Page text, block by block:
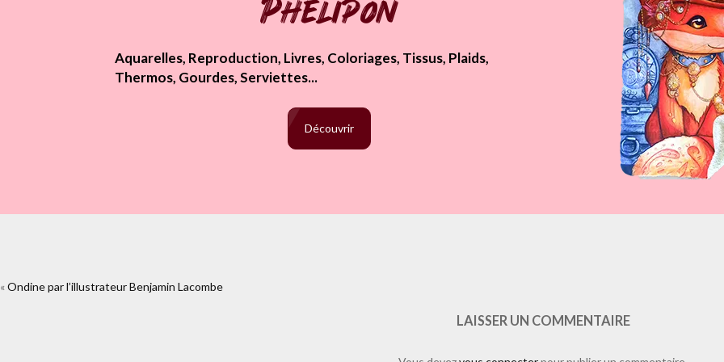
Phelipon
Aquarelles, Reproduction, Livres, Coloriages, Tissus, Plaids,
Thermos, Gourdes, Serviettes...
Découvrir
https://www.facebook.com/plugins/like.php?href=https%3A%2F%2Fwww.laure-
«Ondine par l’illustrateur Benjamin Lacombe
LAISSER UN COMMENTAIRE